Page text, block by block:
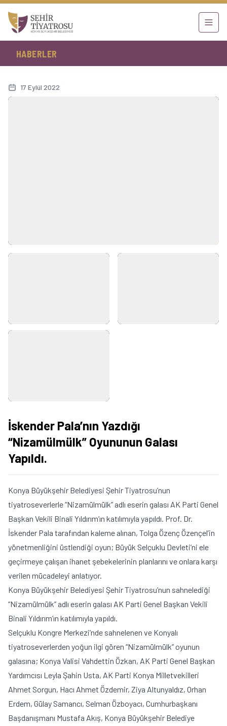
HABERLER
17 Eylül 2022
İskender Pala’nın Yazdığı
“Nizamülmülk” Oyununun Galası
Yapıldı.
Konya Büyükşehir Belediyesi Şehir Tiyatrosu’nun
tiyatroseverlerle “Nizamülmülk” adlı eserin galası AK Parti Genel
Başkan Vekili Binali Yıldırım’ın katılımıyla yapıldı. Prof. Dr.
İskender Pala tarafından kaleme alınan, Tolga Özenç Özençel’in
yönetmenliğini üstlendiği oyun; Büyük Selçuklu Devleti’ni ele
geçirmeye çalışan ihanet şebekelerinin planlarını ve onlara karşı
verilen mücadeleyi anlatıyor.
Konya Büyükşehir Belediyesi Şehir Tiyatrosu’nun sahnelediği
“Nizamülmülk” adlı eserin galası AK Parti Genel Başkan Vekili
Binali Yıldırım’ın katılımıyla yapıldı.
Selçuklu Kongre Merkezi’nde sahnelenen ve Konyalı
tiyatroseverlerden yoğun ilgi gören “Nizamülmülk” oyunun
galasına; Konya Valisi Vahdettin Özkan, AK Parti Genel Başkan
Yardımcısı Leyla Şahin Usta, AK Parti Konya Milletvekilleri
Ahmet Sorgun, Hacı Ahmet Özdemir, Ziya Altunyaldız, Orhan
Erdem, Gülay Samancı, Selman Özboyacı, Cumhurbaşkanı
Başdanışmanı Mustafa Akış, Konya Büyükşehir Belediye